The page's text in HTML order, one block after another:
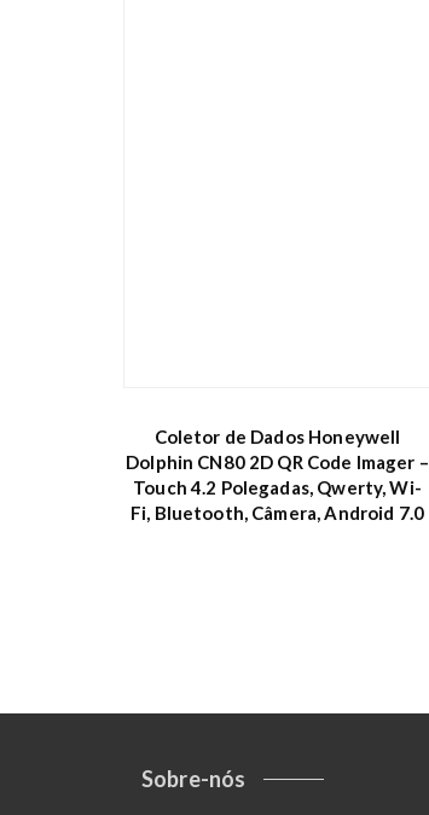
Coletor de Dados Honeywell
Dolphin CN80 2D QR Code Imager –
Touch 4.2 Polegadas, Qwerty, Wi-
Fi, Bluetooth, Câmera, Android 7.0
Sobre-nós